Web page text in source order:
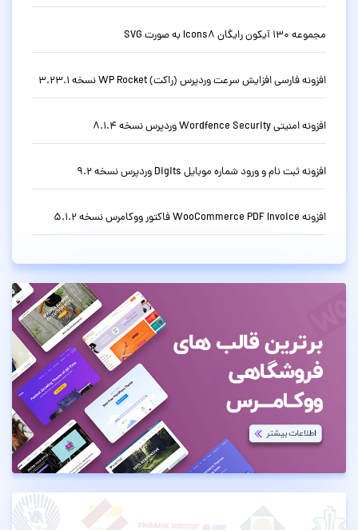
مجموعه 130 آیکون رایگان Icons8 به صورت SVG
افزونه فارسی افزایش سرعت وردپرس (راکت) WP Rocket نسخه 3.23.1
افزونه امنیتی Wordfence Security وردپرس نسخه 8.1.4
افزونه ثبت نام و ورود شماره موبایل Digits وردپرس نسخه 9.2
افزونه WooCommerce PDF Invoice فاکتور ووکامرس نسخه 5.1.2